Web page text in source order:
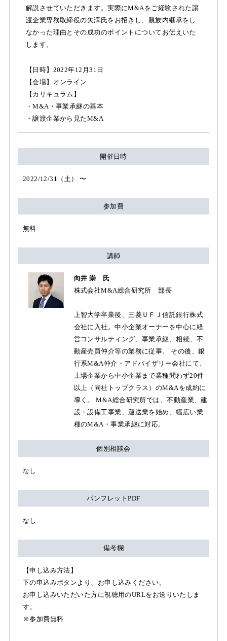
解説させていただきます。実際にM&Aをご経験された譲
渡企業専務取締役の矢澤氏をお招きし、親族内継承をし
なかった理由とその成功のポイントについてお伝えいた
します。
【日時】2022年12月31日
【会場】オンライン
【カリキュラム】
・M&A・事業承継の基本
・譲渡企業から見たM&A
開催日時
2022/12/31（土） 〜
参加費
無料
講師
向井 崇 氏
株式会社M&A総合研究所 部長
上智大学卒業後、三菱ＵＦＪ信託銀行株式
会社に入社。中小企業オーナーを中心に経
営コンサルティング、事業承継、相続、不
動産売買仲介等の業務に従事。 その後、銀
行系M&A仲介・アドバイザリー会社にて、
上場企業から中小企業まで業種問わず20件
以上（同社トップクラス）のM&Aを成約に
導く。 M&A総合研究所では、不動産業、建
設・設備工事業、運送業を始め、幅広い業
種のM&A・事業承継に対応。
個別相談会
なし
パンフレットPDF
なし
備考欄
【申し込み方法】
下の申込みボタンより、お申し込みください。
お申し込みいただいた方に視聴用のURLをお送りいたしま
す。
※参加費無料